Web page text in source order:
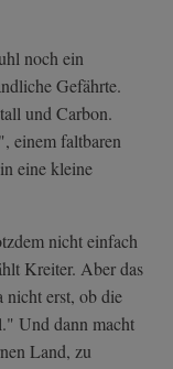
noch ein
Gefährte.
und Carbon.
einem faltbaren
eine kleine
nicht einfach
Kreiter. Aber das
nicht erst, ob die
Und dann macht
Land, zu